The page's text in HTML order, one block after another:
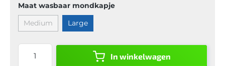
Maat wasbaar mondkapje
Medium
Large
In winkelwagen